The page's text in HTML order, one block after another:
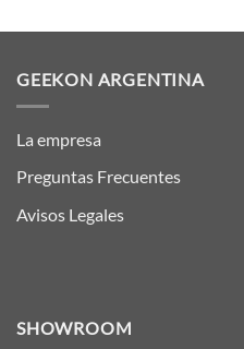
GEEKON ARGENTINA
La empresa
Preguntas Frecuentes
Avisos Legales
SHOWROOM